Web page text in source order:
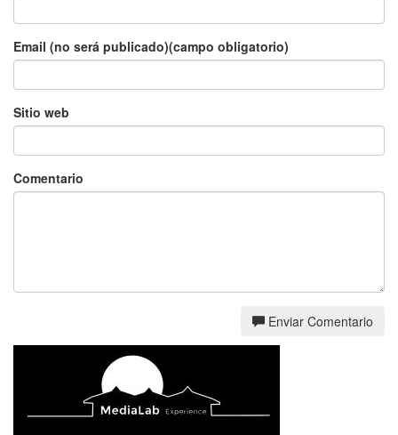
Email (no será publicado)(campo obligatorio)
Sitio web
Comentario
Enviar Comentario